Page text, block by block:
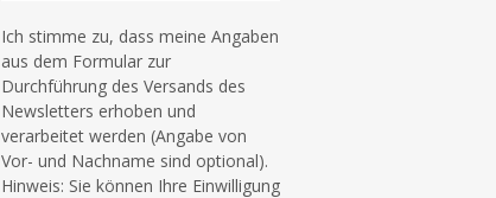
Ich stimme zu, dass meine Angaben
aus dem Formular zur
Durchführung des Versands des
Newsletters erhoben und
verarbeitet werden (Angabe von
Vor- und Nachname sind optional).
Hinweis: Sie können Ihre Einwilligung